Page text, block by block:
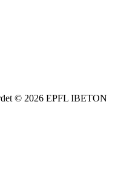
© 2026 EPFL IBETON